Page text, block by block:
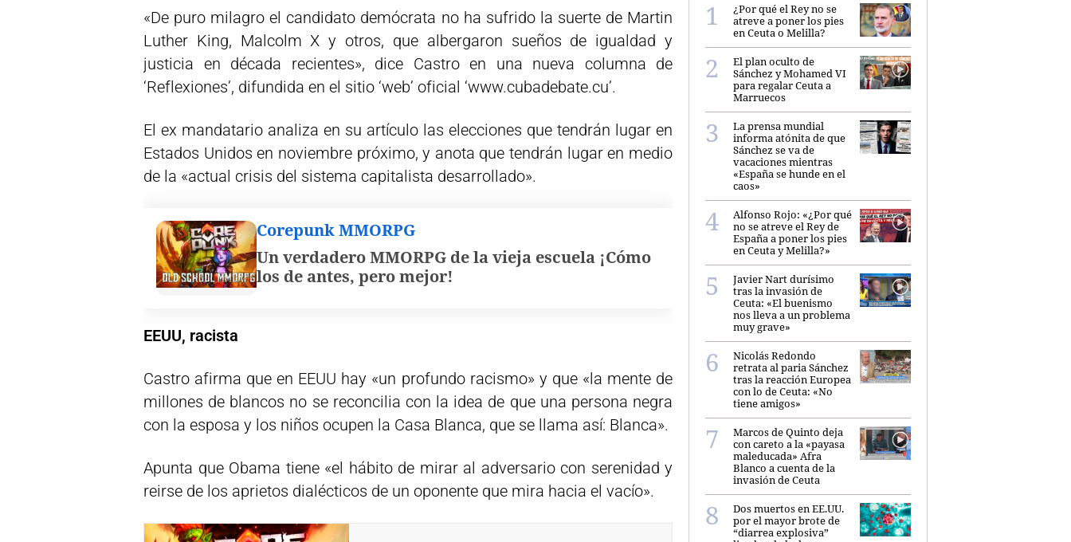
«De puro milagro el candidato demócrata no ha sufrido la suerte de Martin
Luther King, Malcolm X y otros, que albergaron sueños de igualdad y
justicia en década recientes», dice Castro en una nueva columna de
‘Reflexiones’, difundida en el sitio ‘web’ oficial ‘www.cubadebate.cu’.
El ex mandatario analiza en su artículo las elecciones que tendrán lugar en
Estados Unidos en noviembre próximo, y anota que tendrán lugar en medio
de la «actual crisis del sistema capitalista desarrollado».
Corepunk MMORPG
Un verdadero MMORPG de la vieja escuela ¡Cómo
los de antes, pero mejor!
EEUU, racista
Castro afirma que en EEUU hay «un profundo racismo» y que «la mente de
millones de blancos no se reconcilia con la idea de que una persona negra
con la esposa y los niños ocupen la Casa Blanca, que se llama así: Blanca».
Apunta que Obama tiene «el hábito de mirar al adversario con serenidad y
reirse de los aprietos dialécticos de un oponente que mira hacia el vacío».
¿Por qué el Rey no se
atreve a poner los pies
en Ceuta o Melilla?
El plan oculto de
Sánchez y Mohamed VI
para regalar Ceuta a
Marruecos
La prensa mundial
informa atónita de que
Sánchez se va de
vacaciones mientras
«España se hunde en el
caos»
Alfonso Rojo: «¿Por qué
no se atreve el Rey de
España a poner los pies
en Ceuta y Melilla?»
Javier Nart durísimo
tras la invasión de
Ceuta: «El buenismo
nos lleva a un problema
muy grave»
Nicolás Redondo
retrata al paria Sánchez
tras la reacción Europea
con lo de Ceuta: «No
tiene amigos»
Marcos de Quinto deja
con careto a la «payasa
maleducada» Afra
Blanco a cuenta de la
invasión de Ceuta
Dos muertos en EE.UU.
por el mayor brote de
“diarrea explosiva”